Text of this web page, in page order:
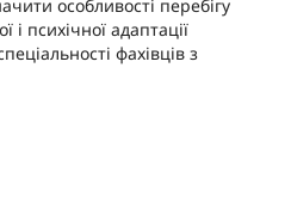
особливості перебігу
і психічної адаптації
фахівців з